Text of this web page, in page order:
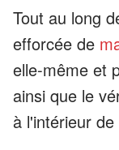
Tout au long
efforcée de
elle-même et
ainsi que le
à l'intérieur de